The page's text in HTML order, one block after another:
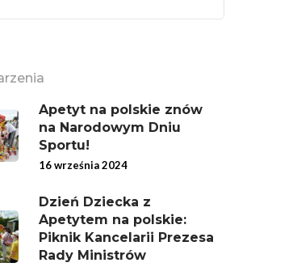
Apetyt na polskie znów
na Narodowym Dniu
Sportu!
16 września 2024
Dzień Dziecka z
Apetytem na polskie:
Piknik Kancelarii Prezesa
Rady Ministrów